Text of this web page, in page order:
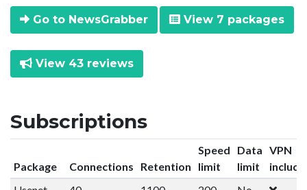
Go to NewsGrabber View 7 packages
View 43 reviews
Subscriptions
Package Connections Retention
Speed
limit
Data
limit
VPN